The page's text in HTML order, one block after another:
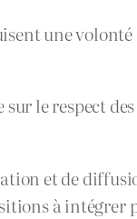
une
le respect
et de
à